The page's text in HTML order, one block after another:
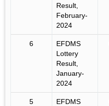
Result,
February-
2024
6
EFDMS
Lottery
Result,
January-
2024
5
EFDMS